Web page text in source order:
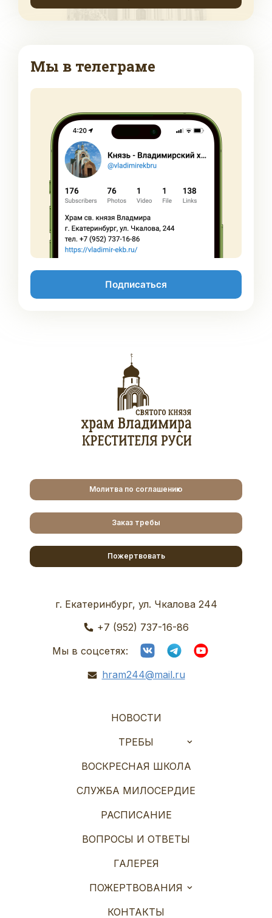
Мы в телеграме
Подписаться
Молитва по соглашению
Заказ требы
Пожертвовать
г. Екатеринбург, ул. Чкалова 244
+7 (952) 737-16-86
Мы в соцсетях:
hram244@mail.ru
НОВОСТИ
ТРЕБЫ
ВОСКРЕСНАЯ ШКОЛА
СЛУЖБА МИЛОСЕРДИЕ
РАСПИСАНИЕ
ВОПРОСЫ И ОТВЕТЫ
ГАЛЕРЕЯ
ПОЖЕРТВОВАНИЯ
КОНТАКТЫ